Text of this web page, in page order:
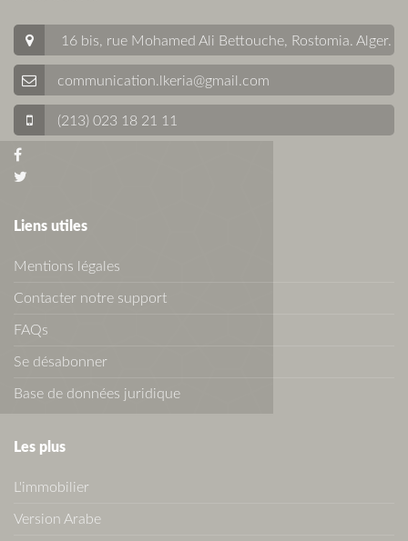
16 bis, rue Mohamed Ali Bettouche, Rostomia. Alger.
communication.lkeria@gmail.com
(213) 023 18 21 11
Liens utiles
Mentions légales
Contacter notre support
FAQs
Se désabonner
Base de données juridique
Les plus
L'immobilier
Version Arabe